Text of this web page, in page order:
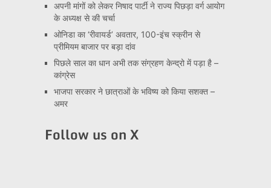
अपनी मांगों को लेकर निषाद पार्टी ने राज्य पिछड़ा वर्ग आयोग
के अध्यक्ष से की चर्चा
ओनिडा का ‘रीवायर्ड’ अवतार, 100-इंच स्क्रीन से
प्रीमियम बाजार पर बड़ा दांव
पिछले साल का धान अभी तक संग्रहण केन्द्रो में पड़ा है –
कांग्रेस
भाजपा सरकार ने छात्राओं के भविष्य को किया सशक्त –
अमर
Follow us on X